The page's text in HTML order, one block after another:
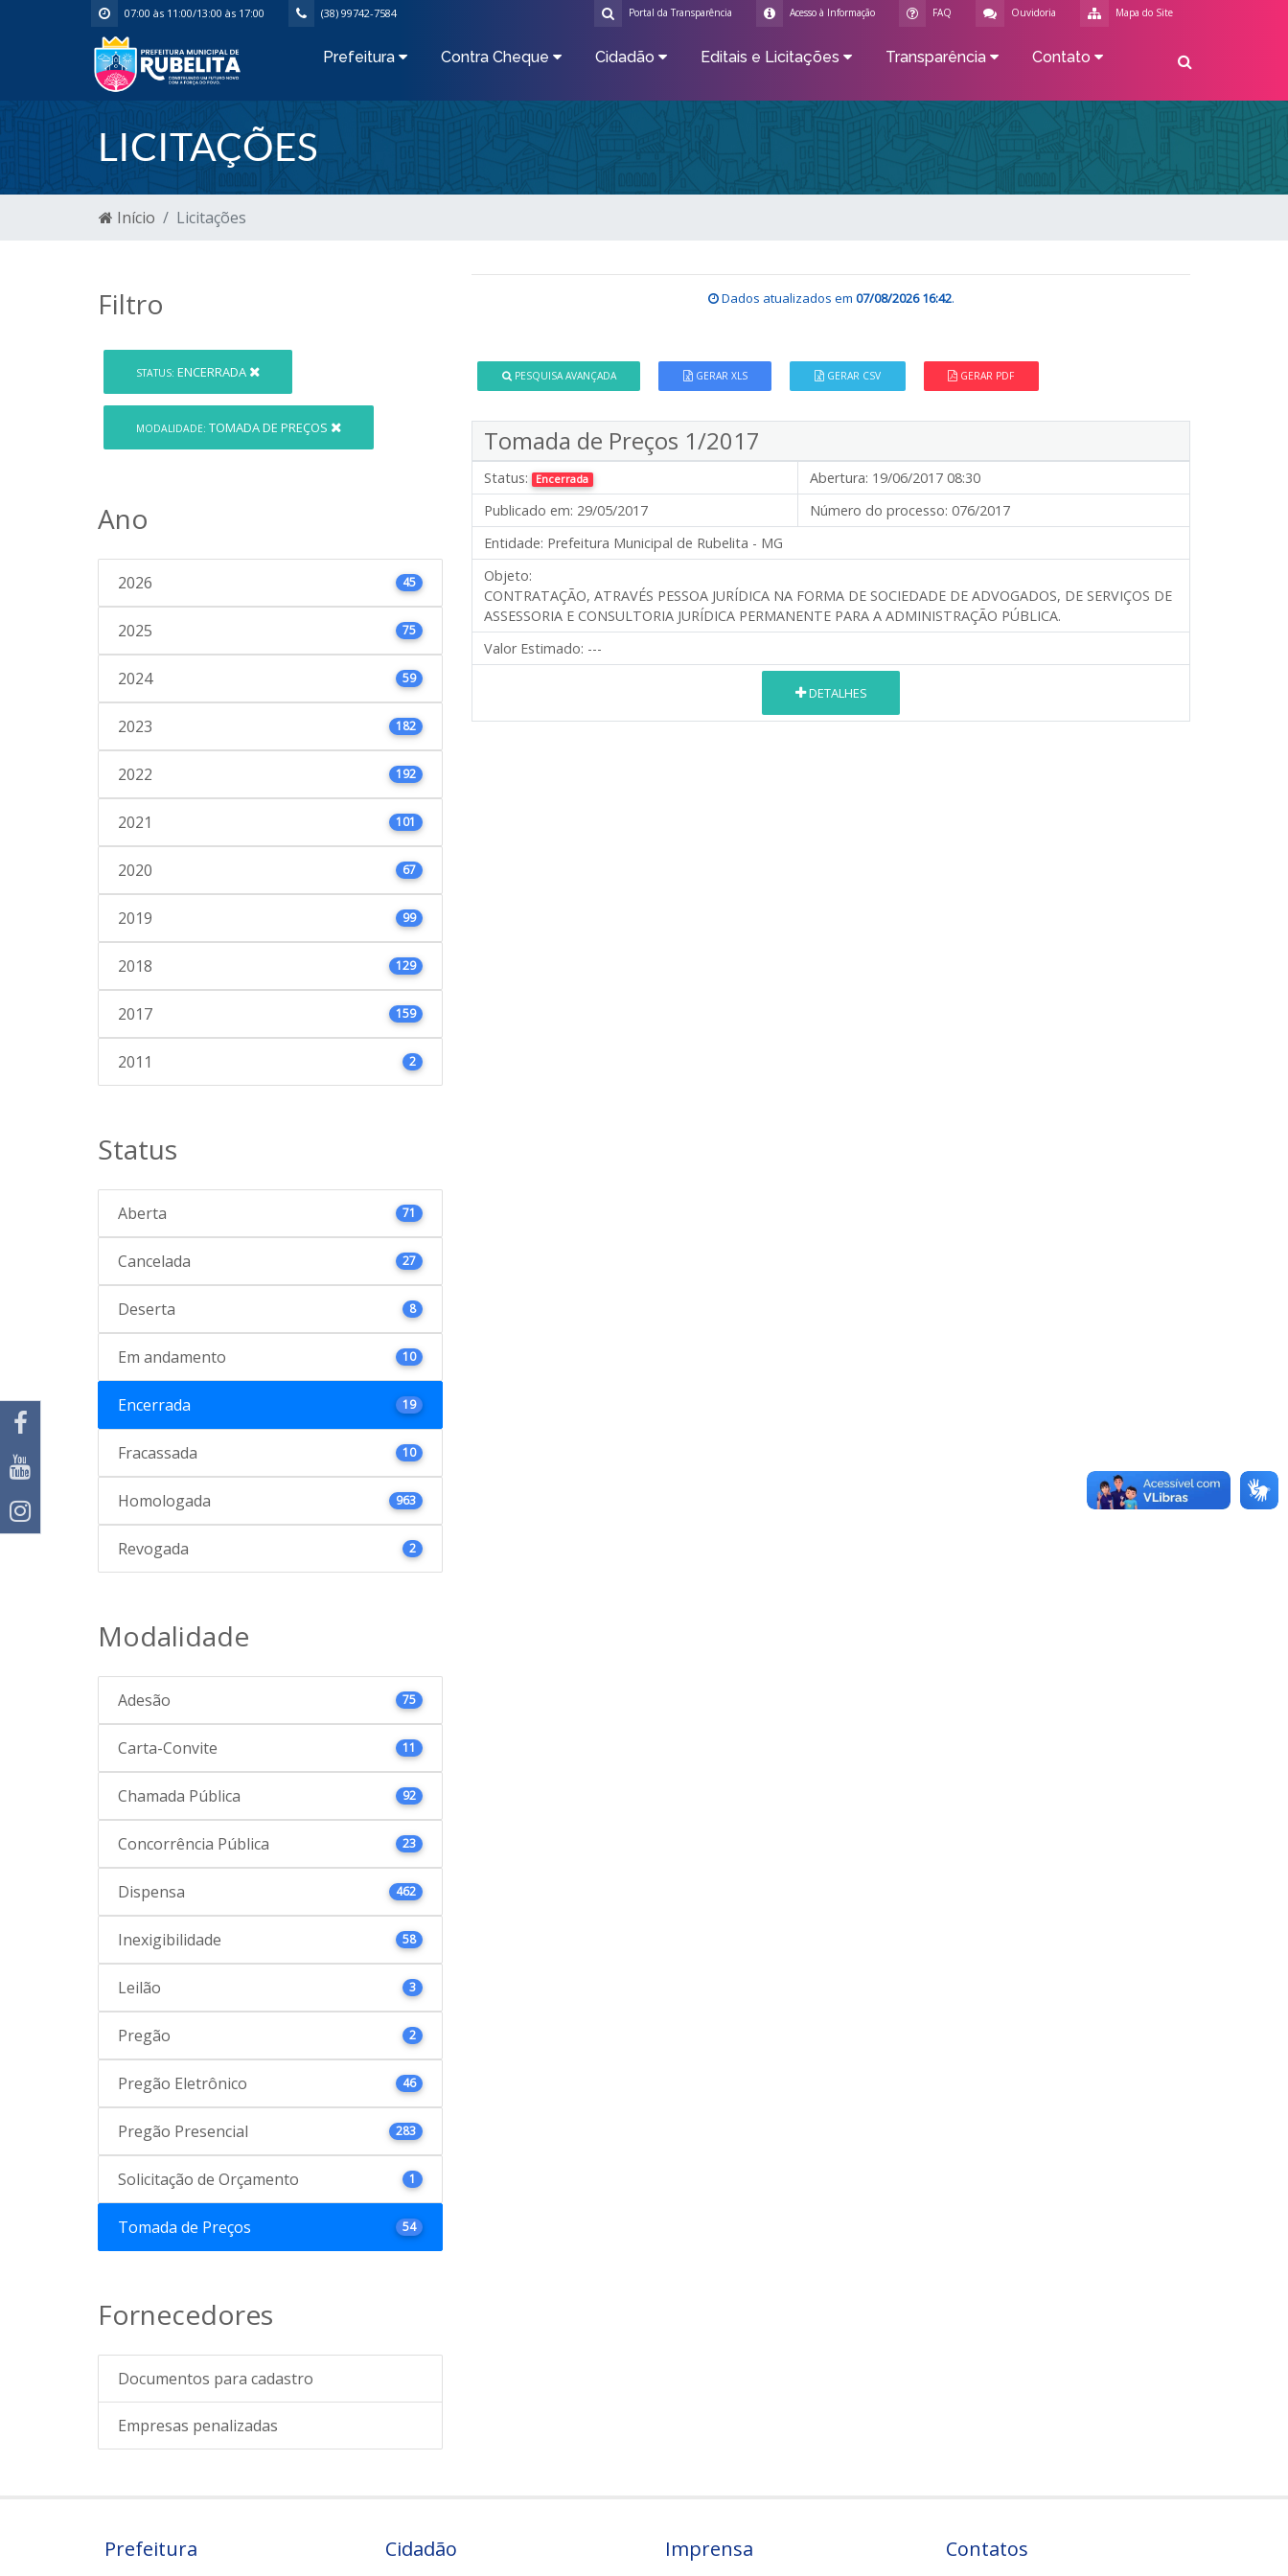
07:00 às 11:00/13:00 às 17:00 (38) 99742-7584 Mapa do Site
Ouvidoria
FAQ
Acesso à Informação
Portal da Transparência
Prefeitura Contra Cheque Cidadão Editais e Licitações Transparência Contato
LICITAÇÕES
Início Licitações
Filtro
STATUS: ENCERRADA
MODALIDADE: TOMADA DE PREÇOS
Ano
2026 45
2025 75
2024 59
2023 182
2022 192
2021 101
2020 67
2019 99
2018 129
2017 159
2011 2
Status
Aberta 71
Cancelada 27
Deserta 8
Em andamento 10
Encerrada 19
Fracassada 10
Homologada 963
Revogada 2
Modalidade
Adesão 75
Carta-Convite 11
Chamada Pública 92
Concorrência Pública 23
Dispensa 462
Inexigibilidade 58
Leilão 3
Pregão 2
Pregão Eletrônico 46
Pregão Presencial 283
Solicitação de Orçamento 1
Tomada de Preços 54
Fornecedores
Documentos para cadastro
Empresas penalizadas
Dados atualizados em 07/08/2026 16:42.
PESQUISA AVANÇADA GERAR XLS GERAR CSV GERAR PDF
Tomada de Preços 1/2017
Status: Encerrada Abertura: 19/06/2017 08:30
Publicado em: 29/05/2017 Número do processo: 076/2017
Entidade: Prefeitura Municipal de Rubelita - MG
Objeto:
CONTRATAÇÃO, ATRAVÉS PESSOA JURÍDICA NA FORMA DE SOCIEDADE DE ADVOGADOS, DE SERVIÇOS DE
ASSESSORIA E CONSULTORIA JURÍDICA PERMANENTE PARA A ADMINISTRAÇÃO PÚBLICA.
Valor Estimado: ---
DETALHES
Prefeitura Cidadão Imprensa Contatos